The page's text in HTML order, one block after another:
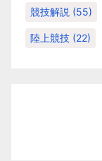
競技解説 (55)
陸上競技 (22)